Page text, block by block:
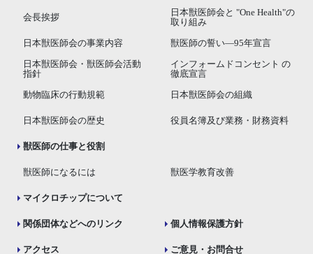
会長挨拶
日本獣医師会と "One Health"の
取り組み
日本獣医師会の事業内容 獣医師の誓い―95年宣言
日本獣医師会・獣医師会活動
指針
インフォームドコンセント の
徹底宣言
動物臨床の行動規範 日本獣医師会の組織
日本獣医師会の歴史 役員名簿及び業務・財務資料
獣医師の仕事と役割
獣医師になるには 獣医学教育改善
マイクロチップについて
関係団体などへのリンク 個人情報保護方針
アクセス ご意見・お問合せ